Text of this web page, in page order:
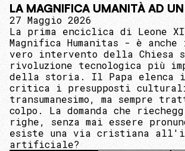
LA MAGNIFICA UMANITÀ AD
27 Maggio 2026
La prima enciclica di Leone
Magnifica Humanitas - è
vero intervento della Chiesa
rivoluzione tecnologica più
della storia. Il Papa elenca
critica i presupposti
transumanesimo, ma sempre
colpo. La domanda che
righe, senza mai essere
esiste una via cristiana
artificiale?